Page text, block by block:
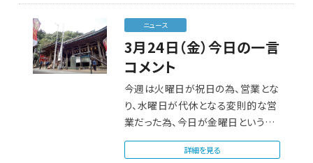
ニュース
3月24日（金）今日の一言
コメント
今週は火曜日が祝日の為、営業とな
り、水曜日が代休となる変則的な営
業だった為、今日が金曜日という感
じとはならず、…
詳細を見る